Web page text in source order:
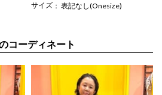
サイズ
表記なし(Onesize)
コーディネート